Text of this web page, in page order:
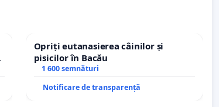
Opriți eutanasierea câinilor și
pisicilor în Bacău
1 600 semnături
Notificare de transparență